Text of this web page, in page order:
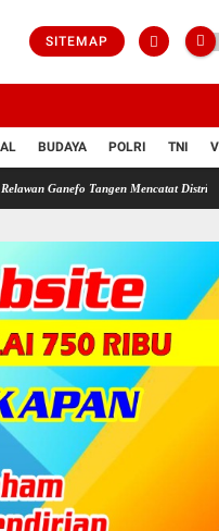
SITEMAP
BUDAYA POLRI TNI
Tangen Mencatat Distribusikan 90